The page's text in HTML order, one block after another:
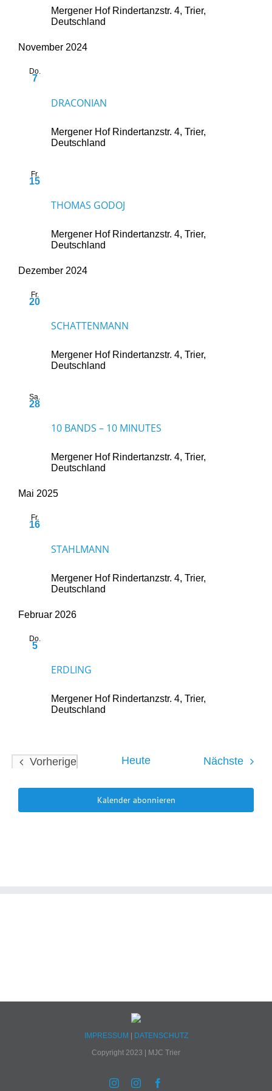
Mergener Hof Rindertanzstr. 4, Trier,
Deutschland
November 2024
Do.
7
DRACONIAN
Mergener Hof Rindertanzstr. 4, Trier,
Deutschland
Fr.
15
THOMAS GODOJ
Mergener Hof Rindertanzstr. 4, Trier,
Deutschland
Dezember 2024
Fr.
20
SCHATTENMANN
Mergener Hof Rindertanzstr. 4, Trier,
Deutschland
Sa.
28
10 BANDS – 10 MINUTES
Mergener Hof Rindertanzstr. 4, Trier,
Deutschland
Mai 2025
Fr.
16
STAHLMANN
Mergener Hof Rindertanzstr. 4, Trier,
Deutschland
Februar 2026
Do.
5
ERDLING
Mergener Hof Rindertanzstr. 4, Trier,
Deutschland
Vorherige
Heute Nächste
Kalender abonnieren
IMPRESSUM | DATENSCHUTZ
Copyright 2023 | MJC Trier
InstagramInstagram